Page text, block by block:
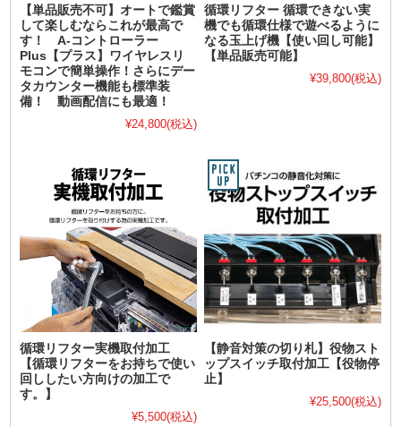
【単品販売不可】オートで鑑賞
して楽しむならこれが最高で
す！ A-コントローラー
Plus【プラス】ワイヤレスリ
モコンで簡単操作！さらにデー
タカウンター機能も標準装
備！ 動画配信にも最適！
¥24,800(税込)
循環リフター 循環できない実
機でも循環仕様で遊べるように
なる玉上げ機【使い回し可能】
【単品販売可能】
¥39,800(税込)
循環リフター実機取付加工
【循環リフターをお持ちで使い
回ししたい方向けの加工で
す。】
¥5,500(税込)
【静音対策の切り札】役物スト
ップスイッチ取付加工【役物停
止】
¥25,500(税込)